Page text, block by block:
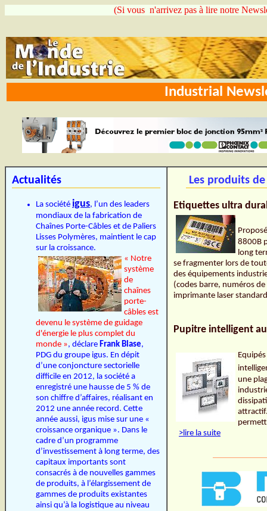
(Si vous n'arrivez pas à lire notre
Industrial
Actualités
La société igus, l’un des leaders
mondiaux de la fabrication de
Chaînes Porte-Câbles et de Paliers
Lisses Polymères, maintient le cap
sur la croissance.
« Notre
système
de
chaînes
porte-
câbles est
devenu le système de guidage
d'énergie le plus complet du
monde », déclare Frank Blase,
PDG du groupe igus. En dépit
d’une conjoncture sectorielle
difficile en 2012, la société a
enregistré une hausse de 5 % de
son chiffre d’affaires, réalisant en
2012 une année record. Cette
année aussi, igus mise sur une «
croissance organique ». Dans le
cadre d’un programme
d’investissement à long terme, des
capitaux importants sont
consacrés à de nouvelles gammes
de produits, à l’élargissement de
gammes de produits existantes
ainsi qu’à la logistique au niveau
Les produits
Etiquettes ultra
8800B
long
se fragmenter lors de
des équipements
(codes barre, numéros
imprimante laser
Pupitre intelligent
une
>lire la suite